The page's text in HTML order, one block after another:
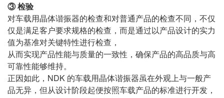
③ 检验
对车载用晶体谐振器的检查和对普通产品的检查不同，不仅
仅是满足客户要求规格的检查，而是通过以产品设计的实力
值为基准对关键特性进行检查，
从而实现产品性能与质量的一致性，确保产品的高品质与高
可靠性能够维持。
正因如此，NDK 的车载用晶体谐振器虽在外观上与一般产
品无异，但从设计阶段起便按照车载产品的标准进行开发，